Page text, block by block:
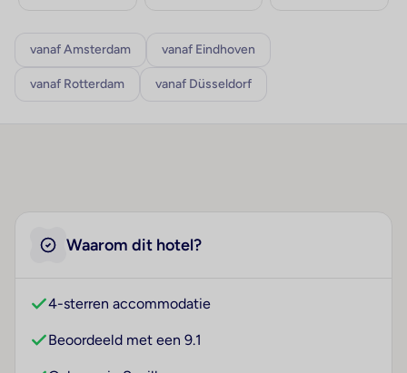
vanaf Amsterdam vanaf Eindhoven
vanaf Rotterdam vanaf Düsseldorf
Waarom dit hotel?
4-sterren accommodatie
Beoordeeld met een 9.1